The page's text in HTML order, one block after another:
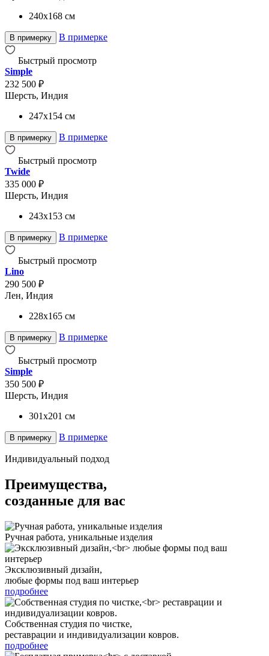
240x168 см
В примерку В примерке
Быстрый просмотр
Simple
232 500 ₽
Шерсть, Индия
247x154 см
В примерку В примерке
Быстрый просмотр
Twide
335 000 ₽
Шерсть, Индия
243x153 см
В примерку В примерке
Быстрый просмотр
Lino
290 500 ₽
Лен, Индия
228x165 см
В примерку В примерке
Быстрый просмотр
Simple
350 500 ₽
Шерсть, Индия
301x201 см
В примерку В примерке
Индивидуальный подход
Преимущества,
созданные для вас
Ручная работа, уникальные изделия
Эксклюзивный дизайн,
любые формы под ваш интерьер
подробнее
Собственная студия по чистке,
реставрации и индивидуализации ковров.
подробнее